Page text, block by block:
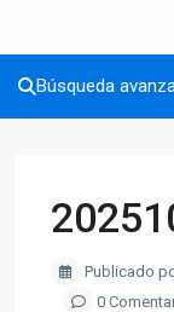
Búsqueda
Publicado
0